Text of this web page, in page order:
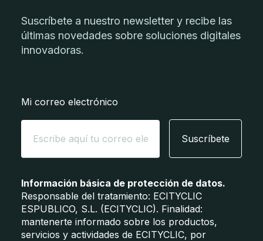
Suscríbete a nuestro newsletter y recibe las
últimas novedades sobre soluciones digitales
innovadoras.
Mi correo electrónico
Suscríbete
Información básica de protección de datos.
Responsable del tratamiento: ECITYCLIC
ESPUBLICO, S.L. (ECITYCLIC). Finalidad:
mantenerte informado sobre los productos,
servicios y actividades de ECITYCLIC, por